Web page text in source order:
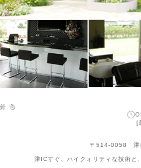
[
〒514-0058 津
津ICすぐ、ハイクォリティな技術と